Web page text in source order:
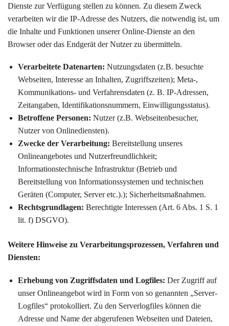
Dienste zur Verfügung stellen zu können. Zu diesem Zweck
verarbeiten wir die IP-Adresse des Nutzers, die notwendig ist, um
die Inhalte und Funktionen unserer Online-Dienste an den
Browser oder das Endgerät der Nutzer zu übermitteln.
Verarbeitete Datenarten: Nutzungsdaten (z.B. besuchte
Webseiten, Interesse an Inhalten, Zugriffszeiten); Meta-,
Kommunikations- und Verfahrensdaten (z. B. IP-Adressen,
Zeitangaben, Identifikationsnummern, Einwilligungsstatus).
Betroffene Personen: Nutzer (z.B. Webseitenbesucher,
Nutzer von Onlinediensten).
Zwecke der Verarbeitung: Bereitstellung unseres
Onlineangebotes und Nutzerfreundlichkeit;
Informationstechnische Infrastruktur (Betrieb und
Bereitstellung von Informationssystemen und technischen
Geräten (Computer, Server etc.).); Sicherheitsmaßnahmen.
Rechtsgrundlagen: Berechtigte Interessen (Art. 6 Abs. 1 S. 1
lit. f) DSGVO).
Weitere Hinweise zu Verarbeitungsprozessen, Verfahren und
Diensten:
Erhebung von Zugriffsdaten und Logfiles: Der Zugriff auf
unser Onlineangebot wird in Form von so genannten „Server-
Logfiles“ protokolliert. Zu den Serverlogfiles können die
Adresse und Name der abgerufenen Webseiten und Dateien,